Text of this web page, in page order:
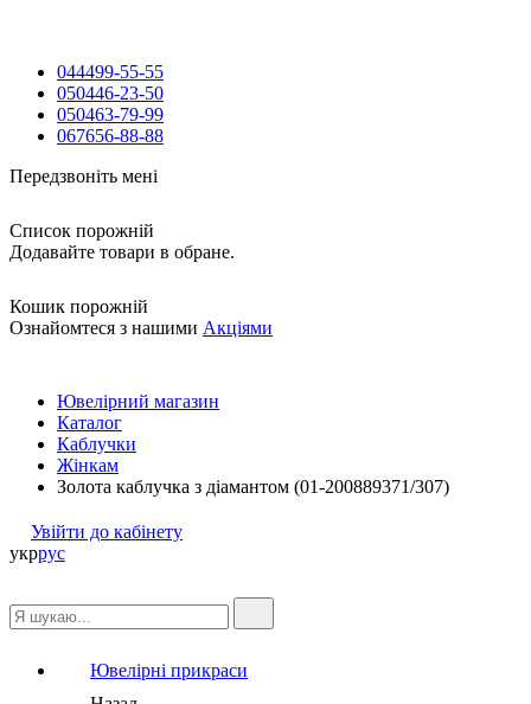
044499-55-55
050446-23-50
050463-79-99
067656-88-88
Передзвоніть мені
Список порожній
Додавайте товари в обране.
Кошик порожній
Ознайомтеся з нашими Акціями
Ювелірний магазин
Каталог
Каблучки
Жінкам
Золота каблучка з діамантом (01-200889371/307)
Увійти до кабінету
укррус
Ювелірні прикраси